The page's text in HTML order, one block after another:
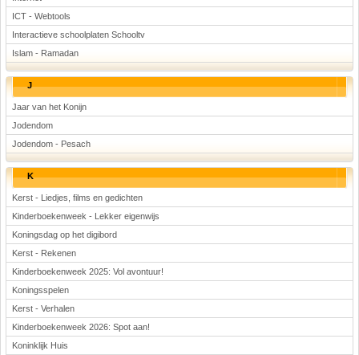
ICT - Webtools
Interactieve schoolplaten Schooltv
Islam - Ramadan
J
Jaar van het Konijn
Jodendom
Jodendom - Pesach
K
Kerst - Liedjes, films en gedichten
Kinderboekenweek - Lekker eigenwijs
Koningsdag op het digibord
Kerst - Rekenen
Kinderboekenweek 2025: Vol avontuur!
Koningsspelen
Kerst - Verhalen
Kinderboekenweek 2026: Spot aan!
Koninklijk Huis